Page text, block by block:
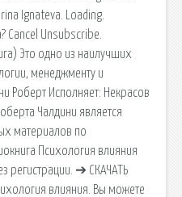
Ignateva. Loading.
Cancel Unsubscribe.
Это одно из наилучших
менеджменту и
Роберт Исполняет: Некрасов
Чалдини является
материалов по
Психология влияния
регистрации. ➔ СКАЧАТЬ
влияния. Вы можете